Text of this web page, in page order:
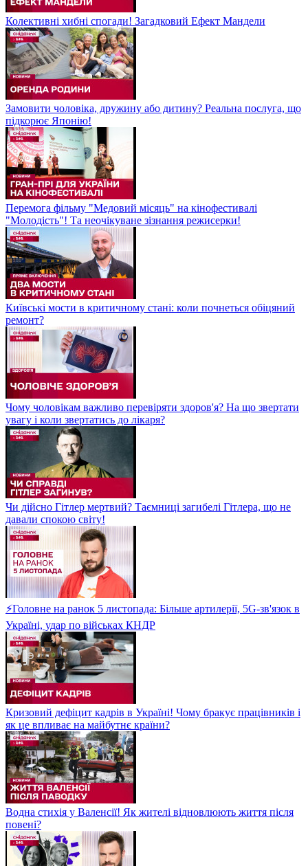
Колективні хибні спогади! Загадковий Ефект Мандели
Замовити чоловіка, дружину або дитину? Реальна послуга, що
підкорює Японію!
Перемога фільму "Медовий місяць" на кінофестивалі
"Молодість"! Та неочікуване зізнання режисерки!
Київські мости в критичному стані: коли почнеться обіцяний
ремонт?
Чому чоловікам важливо перевіряти здоров'я? На що звертати
увагу і коли звертатись до лікаря?
Чи дійсно Гітлер мертвий? Таємниці загибелі Гітлера, що не
давали спокою світу!
⚡Головне на ранок 5 листопада: Більше артилерії, 5G-зв'язок в
Україні, удар по військах КНДР
Кризовий дефіцит кадрів в Україні! Чому бракує працівників і
як це впливає на майбутнє країни?
Водна стихія у Валенсії! Як жителі відновлюють життя після
повені?